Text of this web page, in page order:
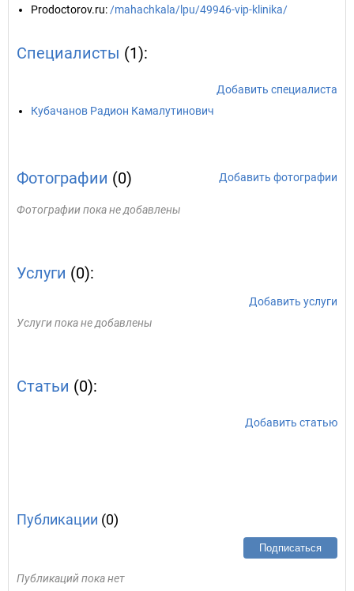
Prodoctorov.ru: /mahachkala/lpu/49946-vip-klinika/
Специалисты (1):
Добавить специалиста
Кубачанов Радион Камалутинович
Фотографии (0) Добавить фотографии
Фотографии пока не добавлены
Услуги (0):
Добавить услуги
Услуги пока не добавлены
Статьи (0):
Добавить статью
Публикации (0)
Подписаться
Публикаций пока нет